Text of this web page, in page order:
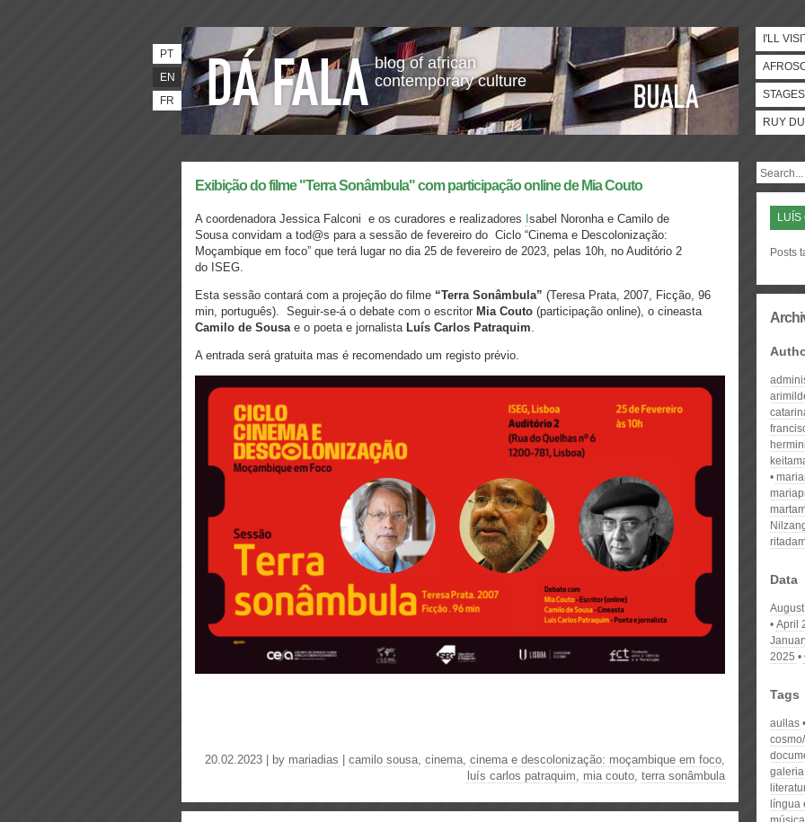
blog of african
contemporary culture
PT
EN
FR
I'LL
STAGES
RUY
Exibição do filme "Terra Sonâmbula" com participação online de Mia Couto
A coordenadora Jessica Falconi e os curadores e realizadores sabel Noronha e Camilo de
Sousa convidam a tod@s para a sessão de fevereiro do Ciclo “Cinema e Descolonização:
Moçambique em foco” que terá lugar no dia 25 de fevereiro de 2023, pelas 10h, no Auditório 2
do ISEG.
Esta sessão contará com a projeção do filme “Terra Sonâmbula” (Teresa Prata, 2007, Ficção, 96
min, português). Seguir-se-á o debate com o escritor Mia Couto (participação online), o cineasta
Camilo de Sousa e o poeta e jornalista Luís Carlos Patraquim.
A entrada será gratuita mas é recomendado um registo prévio.
20.02.2023 | by mariadias camilo sousa, cinema, cinema e descolonização: moçambique em foco,
luís carlos patraquim, mia couto, terra sonâmbula
LUÍS
Posts
Data
April
2025
Tags
aullas
língua